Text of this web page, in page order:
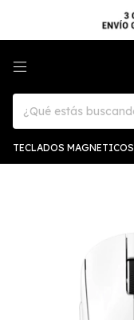
TECLADOS MAGNETICOS